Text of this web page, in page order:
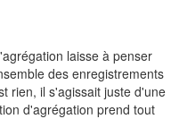
laisse à penser
des enregistrements
rien, il s'agissait juste d'une
d'agrégation prend tout